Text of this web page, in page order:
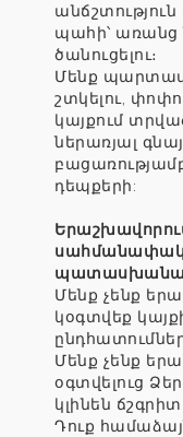
պահի՝ առանց
ծանուցելու։
Մենք
շտկելու,
կայքում
ներառյալ
դեպքերի:
Մենք չենք
կօգտվեք
Մենք չենք
օգտվելուց
կլինեն
Դուք